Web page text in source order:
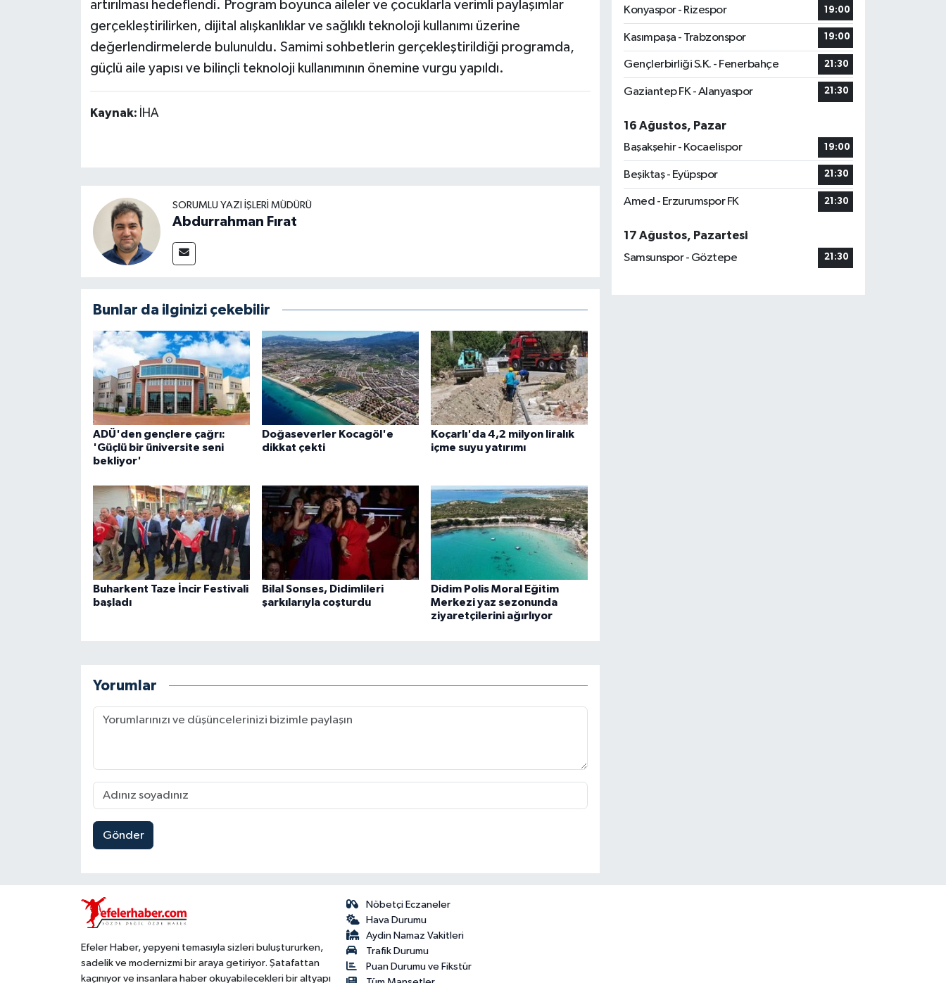
artırılması hedeflendi. Program boyunca aileler ve çocuklarla verimli paylaşımlar
gerçekleştirilirken, dijital alışkanlıklar ve sağlıklı teknoloji kullanımı üzerine
değerlendirmelerde bulunuldu. Samimi sohbetlerin gerçekleştirildiği programda,
güçlü aile yapısı ve bilinçli teknoloji kullanımının önemine vurgu yapıldı.
Kaynak: İHA
SORUMLU YAZI İŞLERI MÜDÜRÜ
Abdurrahman Fırat
Bunlar da ilginizi çekebilir
ADÜ'den gençlere çağrı:
'Güçlü bir üniversite seni
bekliyor'
Doğaseverler Kocagöl'e
dikkat çekti
Koçarlı'da 4,2 milyon liralık
içme suyu yatırımı
Buharkent Taze İncir Festivali
başladı
Bilal Sonses, Didimlileri
şarkılarıyla coşturdu
Didim Polis Moral Eğitim
Merkezi yaz sezonunda
ziyaretçilerini ağırlıyor
Yorumlar
Gönder
Konyaspor - Rizespor
19:00
Kasımpaşa - Trabzonspor 19:00
Gençlerbirliği S.K. - Fenerbahçe 21:30
Gaziantep FK - Alanyaspor 21:30
16 Ağustos, Pazar
Başakşehir - Kocaelispor
19:00
Beşiktaş - Eyüpspor 21:30
Amed - Erzurumspor FK 21:30
17 Ağustos, Pazartesi
Samsunspor - Göztepe
21:30
Efeler Haber, yepyeni temasıyla sizleri buluştururken,
sadelik ve modernizmi bir araya getiriyor. Şatafattan
kaçınıyor ve insanlara haber okuyabilecekleri bir altyapı
Nöbetçi Eczaneler
Hava Durumu
Aydin Namaz Vakitleri
Trafik Durumu
Puan Durumu ve Fikstür